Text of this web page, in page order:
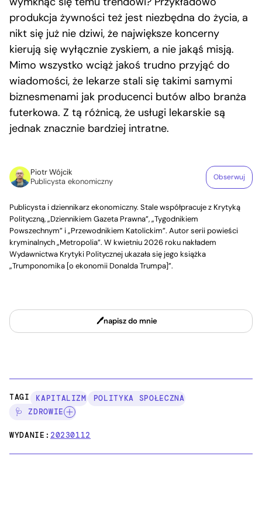
produkcja żywności też jest niezbędna do życia, a
nikt się już nie dziwi, że największe koncerny
kierują się wyłącznie zyskiem, a nie jakąś misją.
Mimo wszystko wciąż jakoś trudno przyjąć do
wiadomości, że lekarze stali się takimi samymi
biznesmenami jak producenci butów albo branża
futerkowa. Z tą różnicą, że usługi lekarskie są
jednak znacznie bardziej intratne.
Piotr Wójcik
Publicysta ekonomiczny
Obserwuj
Publicysta i dziennikarz ekonomiczny. Stale współpracuje z Krytyką
Polityczną, „Dziennikiem Gazeta Prawna”, „Tygodnikiem
Powszechnym” i „Przewodnikiem Katolickim”. Autor serii powieści
kryminalnych „Metropolia”. W kwietniu 2026 roku nakładem
Wydawnictwa Krytyki Politycznej ukazała się jego książka
„Trumponomika [o ekonomii Donalda Trumpa]”.
napisz do mnie
TAGI: KAPITALIZM
POLITYKA SPOŁECZNA
🩺 ZDROWIE
WYDANIE:20230112